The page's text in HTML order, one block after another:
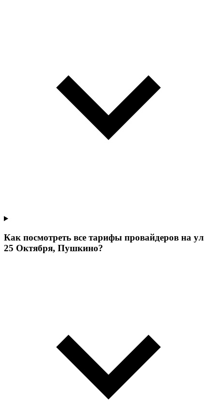
Как посмотреть все тарифы провайдеров на ул
25 Октября, Пушкино?